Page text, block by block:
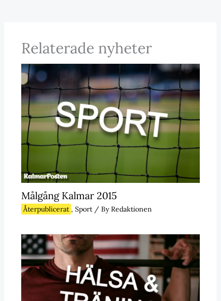
Relaterade nyheter
Målgång Kalmar 2015
Återpublicerat , Sport/ ByRedaktionen